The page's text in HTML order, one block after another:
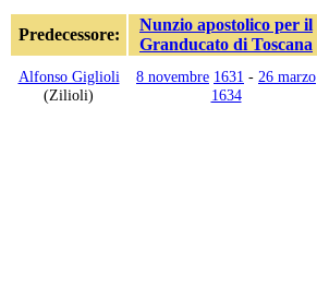
Predecessore:
Nunzio apostolico per il
Granducato di Toscana
Alfonso Giglioli
(Zilioli)
8 novembre 1631 - 26 marzo
1634